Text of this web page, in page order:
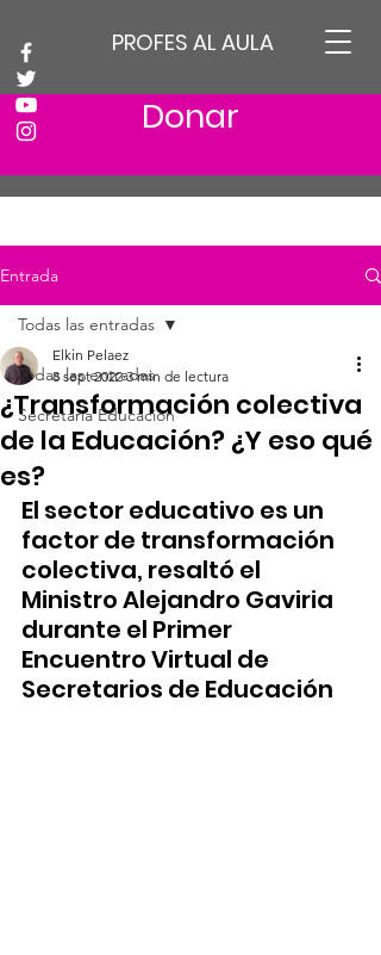
PROFES AL AULA
Donar
Entrada
Todas las entradas
Secretaria Educación
Todas las entradas
¿Transformación colectiva
de la Educación? ¿Y eso qué
es?
Elkin Pelaez
8 sept 2022 3 min de lectura
El sector educativo es un
factor de transformación
colectiva, resaltó el
Ministro Alejandro Gaviria
durante el Primer
Encuentro Virtual de
Secretarios de Educación